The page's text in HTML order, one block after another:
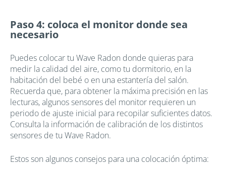
Paso 4: coloca el monitor donde sea
necesario
Puedes colocar tu Wave Radon donde quieras para
medir la calidad del aire, como tu dormitorio, en la
habitación del bebé o en una estantería del salón.
Recuerda que, para obtener la máxima precisión en las
lecturas, algunos sensores del monitor requieren un
periodo de ajuste inicial para recopilar suficientes datos.
Consulta la información de calibración de los distintos
sensores de tu Wave Radon.
Estos son algunos consejos para una colocación óptima: